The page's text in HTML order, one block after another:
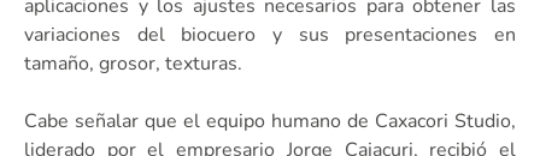
aplicaciones y los ajustes necesarios para obtener las
variaciones del biocuero y sus presentaciones en
tamaño, grosor, texturas.
Cabe señalar que el equipo humano de Caxacori Studio,
liderado por el empresario Jorge Cajacuri, recibió el